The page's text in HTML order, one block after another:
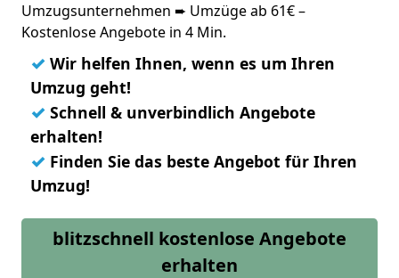
Umzugsunternehmen ➨ Umzüge ab 61€ –
Kostenlose Angebote in 4 Min.
✓ Wir helfen Ihnen, wenn es um Ihren
Umzug geht!
✓ Schnell & unverbindlich Angebote
erhalten!
✓ Finden Sie das beste Angebot für Ihren
Umzug!
blitzschnell kostenlose Angebote
erhalten